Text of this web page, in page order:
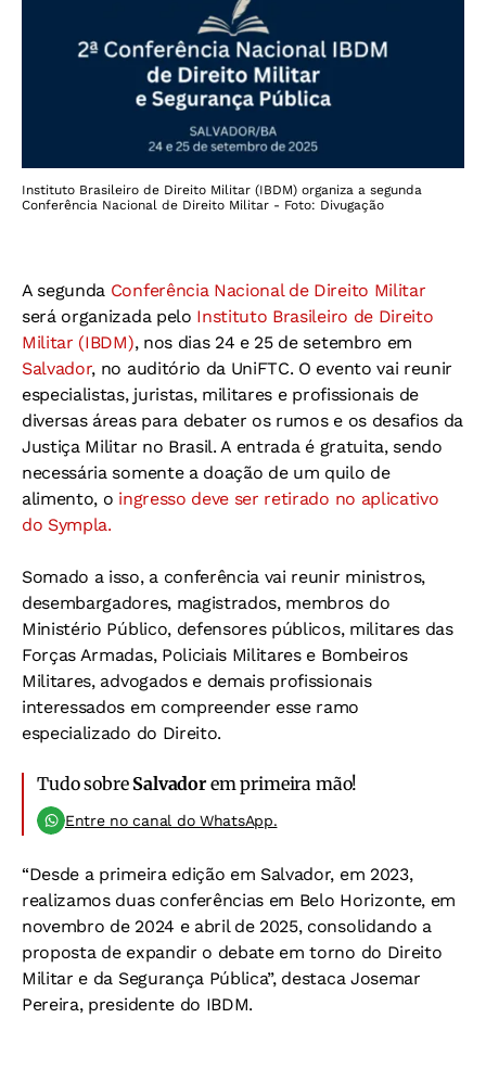
Instituto Brasileiro de Direito Militar (IBDM) organiza a segunda
Conferência Nacional de Direito Militar - Foto: Divugação
A segunda Conferência Nacional de Direito Militar
será organizada pelo Instituto Brasileiro de Direito
Militar (IBDM), nos dias 24 e 25 de setembro em
Salvador, no auditório da UniFTC. O evento vai reunir
especialistas, juristas, militares e profissionais de
diversas áreas para debater os rumos e os desafios da
Justiça Militar no Brasil. A entrada é gratuita, sendo
necessária somente a doação de um quilo de
alimento, o ingresso deve ser retirado no aplicativo
do Sympla.
Somado a isso, a conferência vai reunir ministros,
desembargadores, magistrados, membros do
Ministério Público, defensores públicos, militares das
Forças Armadas, Policiais Militares e Bombeiros
Militares, advogados e demais profissionais
interessados em compreender esse ramo
especializado do Direito.
Tudo sobre Salvadorem primeira mão!
Entre no canal do WhatsApp.
“Desde a primeira edição em Salvador, em 2023,
realizamos duas conferências em Belo Horizonte, em
novembro de 2024 e abril de 2025, consolidando a
proposta de expandir o debate em torno do Direito
Militar e da Segurança Pública”, destaca Josemar
Pereira, presidente do IBDM.